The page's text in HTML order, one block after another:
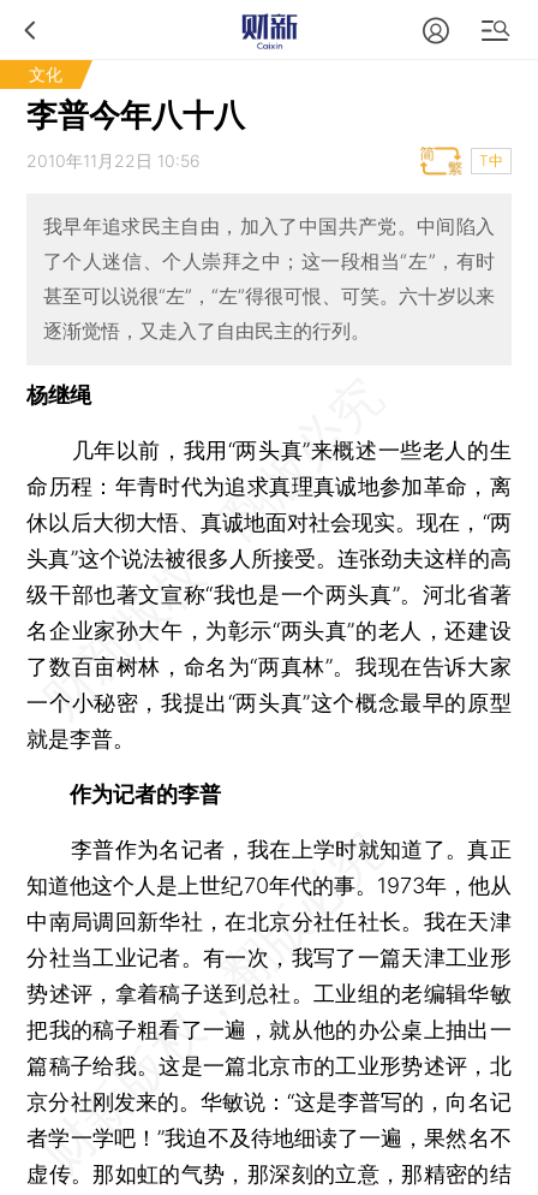
文化
李普今年八十八
2010年11月22日 10:56 T中
我早年追求民主自由，加入了中国共产党。中间陷入
了个人迷信、个人崇拜之中；这一段相当“左”，有时
甚至可以说很“左”，“左”得很可恨、可笑。六十岁以来
逐渐觉悟，又走入了自由民主的行列。
杨继绳
几年以前，我用“两头真”来概述一些老人的生
命历程：年青时代为追求真理真诚地参加革命，离
休以后大彻大悟、真诚地面对社会现实。现在，“两
头真”这个说法被很多人所接受。连张劲夫这样的高
级干部也著文宣称“我也是一个两头真”。河北省著
名企业家孙大午，为彰示“两头真”的老人，还建设
了数百亩树林，命名为“两真林”。我现在告诉大家
一个小秘密，我提出“两头真”这个概念最早的原型
就是李普。
作为记者的李普
李普作为名记者，我在上学时就知道了。真正
知道他这个人是上世纪70年代的事。1973年，他从
中南局调回新华社，在北京分社任社长。我在天津
分社当工业记者。有一次，我写了一篇天津工业形
势述评，拿着稿子送到总社。工业组的老编辑华敏
把我的稿子粗看了一遍，就从他的办公桌上抽出一
篇稿子给我。这是一篇北京市的工业形势述评，北
京分社刚发来的。华敏说：“这是李普写的，向名记
者学一学吧！”我迫不及待地细读了一遍，果然名不
虚传。那如虹的气势，那深刻的立意，那精密的结